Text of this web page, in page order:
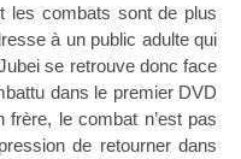
les combats sont de plus
à un public adulte qui
se retrouve donc face
dans le premier DVD
le combat n’est pas
de retourner dans